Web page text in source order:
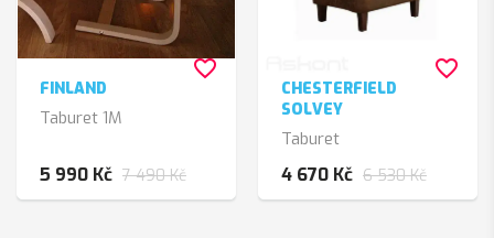
FINLAND
Taburet 1M
5 990 Kč 7 490 Kč
favorite_border
CHESTERFIELD
SOLVEY
Taburet
4 670 Kč 6 530 Kč
favorite_border